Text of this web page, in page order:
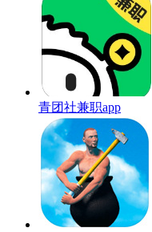
青团社兼职app